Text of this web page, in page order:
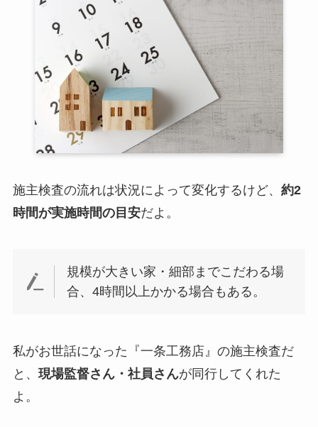
施主検査の流れは状況によって変化するけど、 約2
時間が実施時間の目安だよ。
規模が大きい家・細部までこだわる場
合、4時間以上かかる場合もある。
私がお世話になった『一条工務店』の施主検査だ
と、 現場監督さん・社員さんが同行してくれた
よ。